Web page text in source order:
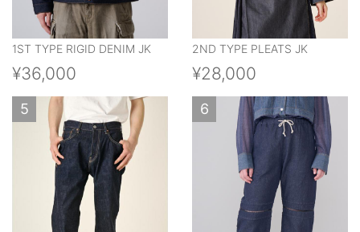
1ST TYPE RIGID DENIM JK
¥36,000
2ND TYPE PLEATS JK
¥28,000
5 6